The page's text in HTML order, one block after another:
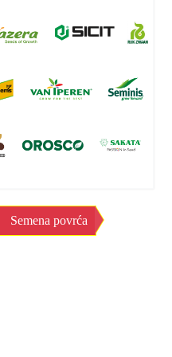
Semena povrća